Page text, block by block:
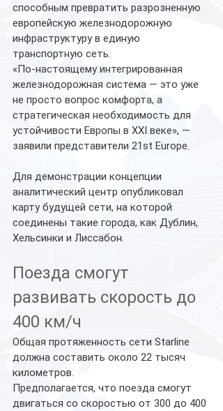
способным превратить разрозненную
европейскую железнодорожную
инфраструктуру в единую
транспортную сеть.
«По-настоящему интегрированная
железнодорожная система — это уже
не просто вопрос комфорта, а
стратегическая необходимость для
устойчивости Европы в XXI веке», —
заявили представители 21st Europe.
Для демонстрации концепции
аналитический центр опубликовал
карту будущей сети, на которой
соединены такие города, как Дублин,
Хельсинки и Лиссабон.
Поезда смогут
развивать скорость до
400 км/ч
Общая протяженность сети Starline
должна составить около 22 тысяч
километров.
Предполагается, что поезда смогут
двигаться со скоростью от 300 до 400